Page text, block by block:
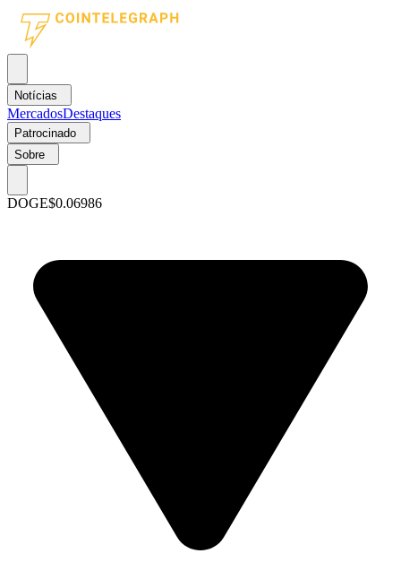
Notícias
MercadosDestaques
Patrocinado
Sobre
DOGE$0.06986